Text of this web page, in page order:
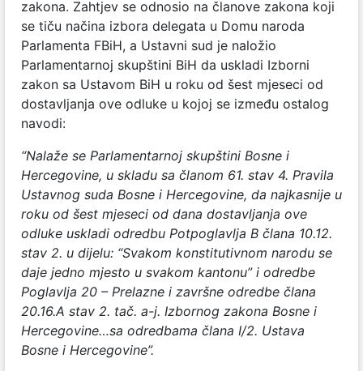
zakona. Zahtjev se odnosio na članove zakona koji
se tiču načina izbora delegata u Domu naroda
Parlamenta FBiH, a Ustavni sud je naložio
Parlamentarnoj skupštini BiH da uskladi Izborni
zakon sa Ustavom BiH u roku od šest mjeseci od
dostavljanja ove odluke u kojoj se između ostalog
navodi:
“Nalaže se Parlamentarnoj skupštini Bosne i
Hercegovine, u skladu sa članom 61. stav 4. Pravila
Ustavnog suda Bosne i Hercegovine, da najkasnije u
roku od šest mjeseci od dana dostavljanja ove
odluke uskladi odredbu Potpoglavlja B člana 10.12.
stav 2. u dijelu: “Svakom konstitutivnom narodu se
daje jedno mjesto u svakom kantonu” i odredbe
Poglavlja 20 – Prelazne i završne odredbe člana
20.16.A stav 2. tač. a-j. Izbornog zakona Bosne i
Hercegovine…sa odredbama člana I/2. Ustava
Bosne i Hercegovine”.